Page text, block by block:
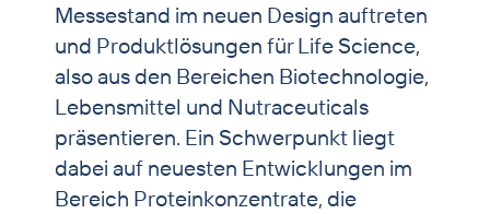
Messestand im neuen Design auftreten
und Produktlösungen für Life Science,
also aus den Bereichen Biotechnologie,
Lebensmittel und Nutraceuticals
präsentieren. Ein Schwerpunkt liegt
dabei auf neuesten Entwicklungen im
Bereich Proteinkonzentrate, die